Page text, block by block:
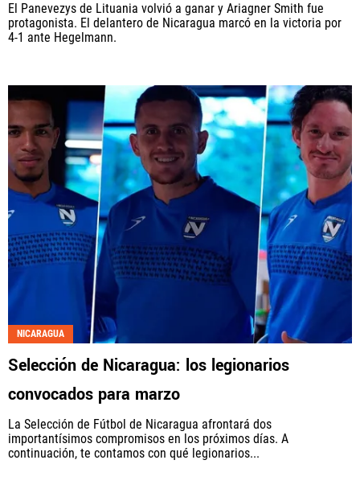
El Panevezys de Lituania volvió a ganar y Ariagner Smith fue
protagonista. El delantero de Nicaragua marcó en la victoria por
4-1 ante Hegelmann.
NICARAGUA
Selección de Nicaragua: los legionarios
convocados para marzo
La Selección de Fútbol de Nicaragua afrontará dos
importantísimos compromisos en los próximos días. A
continuación, te contamos con qué legionarios...